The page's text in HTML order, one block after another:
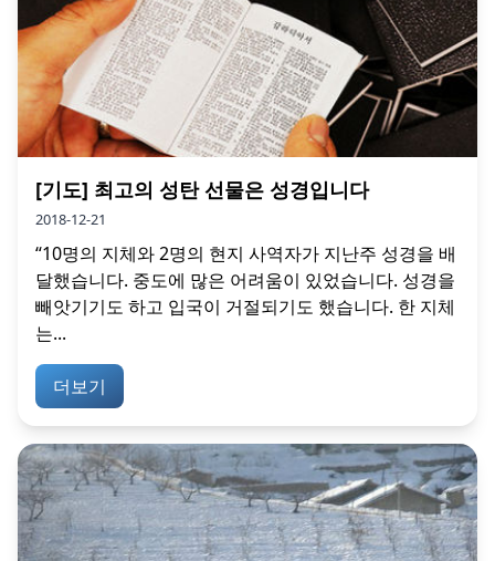
[기도] 최고의 성탄 선물은 성경입니다
2018-12-21
“10명의 지체와 2명의 현지 사역자가 지난주 성경을 배
달했습니다. 중도에 많은 어려움이 있었습니다. 성경을
빼앗기기도 하고 입국이 거절되기도 했습니다. 한 지체
는...
더보기